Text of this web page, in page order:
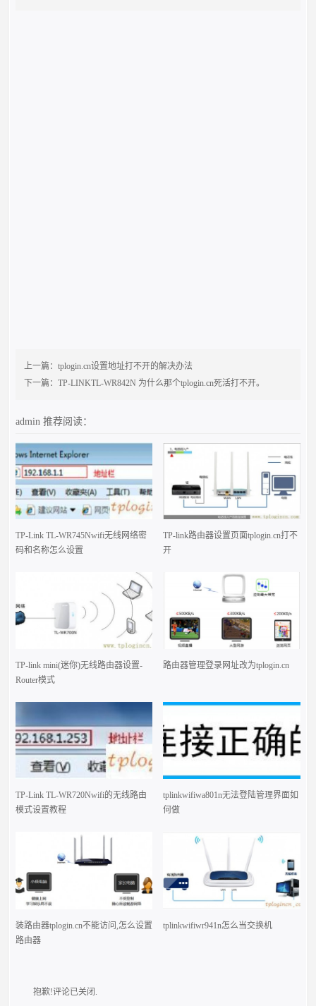
上一篇：tplogin.cn设置地址打不开的解决办法
下一篇：TP-LINKTL-WR842N 为什么那个tplogin.cn死活打不开。
admin推荐阅读：
TP-Link TL-WR745Nwifi无线网络密
码和名称怎么设置
TP-link路由器设置页面tplogin.cn打不
开
TP-link mini(迷你)无线路由器设置-
Router模式
路由器管理登录网址改为tplogin.cn
TP-Link TL-WR720Nwifi的无线路由
模式设置教程
tplinkwifiwa801n无法登陆管理界面如
何做
装路由器tplogin.cn不能访问,怎么设置
路由器
tplinkwifiwr941n怎么当交换机
抱歉!评论已关闭.